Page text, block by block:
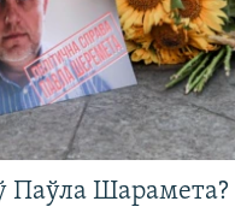
Паўла Шарамета?